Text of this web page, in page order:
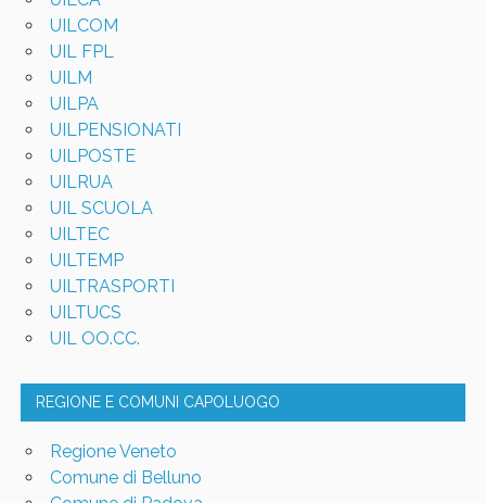
UILCOM
UIL FPL
UILM
UILPA
UILPENSIONATI
UILPOSTE
UILRUA
UIL SCUOLA
UILTEC
UILTEMP
UILTRASPORTI
UILTUCS
UIL OO.CC.
REGIONE E COMUNI CAPOLUOGO
Regione Veneto
Comune di Belluno